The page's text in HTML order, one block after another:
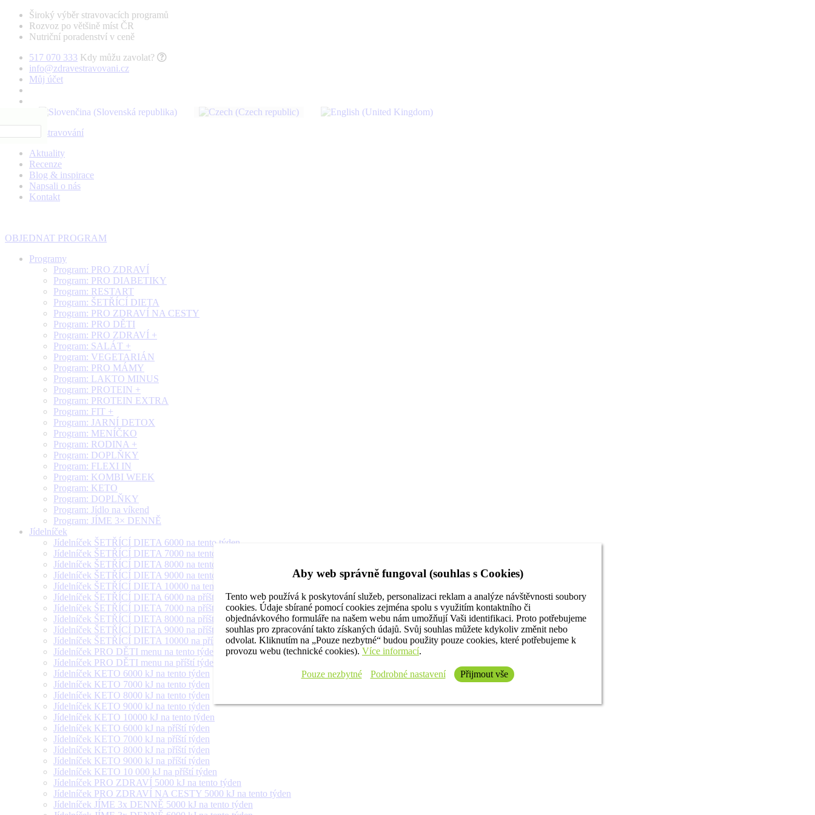
Aby web správně fungoval (souhlas s Cookies)
Tento web používá k poskytování služeb, personalizaci reklam a analýze návštěvnosti soubory
cookies. Údaje sbírané pomocí cookies zejména spolu s využitím kontaktního či
objednávkového formuláře na našem webu nám umožňují Vaši identifikaci. Proto potřebujeme
souhlas pro zpracování takto získaných údajů. Svůj souhlas můžete kdykoliv změnit nebo
odvolat. Kliknutím na „Pouze nezbytné“ budou použity pouze cookies, které potřebujeme k
provozu webu (technické cookies). Více informací.
Pouze nezbytné Podrobné nastavení Přijmout vše
Široký výběr stravovacích programů
Rozvoz po většině míst ČR
Nutriční poradenství v ceně
517 070 333 Kdy můžu zavolat?
info@zdravestravovani.cz
Můj účet
Aktuality
Recenze
Blog & inspirace
Napsali o nás
Kontakt
OBJEDNAT PROGRAM
Programy
Program: PRO ZDRAVÍ
Program: PRO DIABETIKY
Program: RESTART
Program: ŠETŘÍCÍ DIETA
Program: PRO ZDRAVÍ NA CESTY
Program: PRO DĚTI
Program: PRO ZDRAVÍ +
Program: SALÁT +
Program: VEGETARIÁN
Program: PRO MÁMY
Program: LAKTO MINUS
Program: PROTEIN +
Program: PROTEIN EXTRA
Program: FIT +
Program: JARNÍ DETOX
Program: MENÍČKO
Program: RODINA +
Program: DOPLŇKY
Program: FLEXI IN
Program: KOMBI WEEK
Program: KETO
Program: DOPLŇKY
Program: Jídlo na víkend
Program: JÍME 3× DENNĚ
Jídelníček
Jídelníček ŠETŘÍCÍ DIETA 6000 na tento týden
Jídelníček ŠETŘÍCÍ DIETA 7000 na tento týden
Jídelníček ŠETŘÍCÍ DIETA 8000 na tento týden
Jídelníček ŠETŘÍCÍ DIETA 9000 na tento týden
Jídelníček ŠETŘÍCÍ DIETA 10000 na tento týden
Jídelníček ŠETŘÍCÍ DIETA 6000 na příští týden
Jídelníček ŠETŘÍCÍ DIETA 7000 na příští týden
Jídelníček ŠETŘÍCÍ DIETA 8000 na příští týden
Jídelníček ŠETŘÍCÍ DIETA 9000 na příští týden
Jídelníček ŠETŘÍCÍ DIETA 10000 na příští týden
Jídelníček PRO DĚTI menu na tento týden
Jídelníček PRO DĚTI menu na příští týden
Jídelníček KETO 6000 kJ na tento týden
Jídelníček KETO 7000 kJ na tento týden
Jídelníček KETO 8000 kJ na tento týden
Jídelníček KETO 9000 kJ na tento týden
Jídelníček KETO 10000 kJ na tento týden
Jídelníček KETO 6000 kJ na příští týden
Jídelníček KETO 7000 kJ na příští týden
Jídelníček KETO 8000 kJ na příští týden
Jídelníček KETO 9000 kJ na příští týden
Jídelníček KETO 10 000 kJ na příští týden
Jídelníček PRO ZDRAVÍ 5000 kJ na tento týden
Jídelníček PRO ZDRAVÍ NA CESTY 5000 kJ na tento týden
Jídelníček JÍME 3x DENNĚ 5000 kJ na tento týden